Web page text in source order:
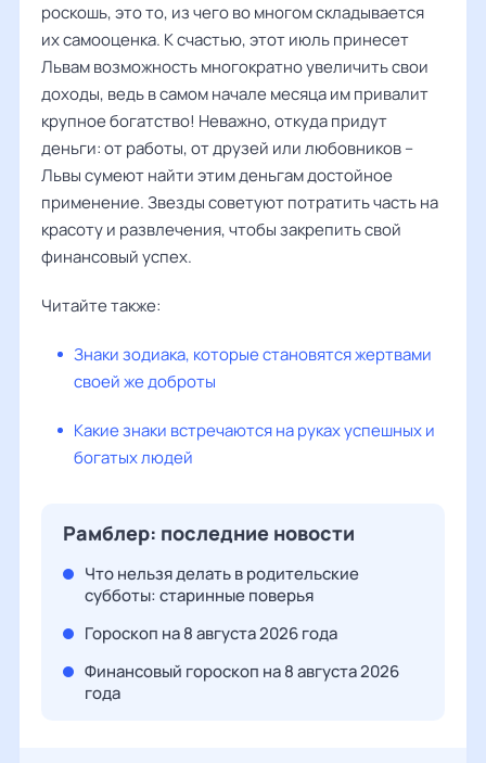
роскошь, это то, из чего во многом складывается
их самооценка. К счастью, этот июль принесет
Львам возможность многократно увеличить свои
доходы, ведь в самом начале месяца им привалит
крупное богатство! Неважно, откуда придут
деньги: от работы, от друзей или любовников –
Львы сумеют найти этим деньгам достойное
применение. Звезды советуют потратить часть на
красоту и развлечения, чтобы закрепить свой
финансовый успех.
Читайте также:
Знаки зодиака, которые становятся жертвами
своей же доброты
Какие знаки встречаются на руках успешных и
богатых людей
Рамблер: последние новости
Что нельзя делать в родительские
субботы: старинные поверья
Гороскоп на 8 августа 2026 года
Финансовый гороскоп на 8 августа 2026
года